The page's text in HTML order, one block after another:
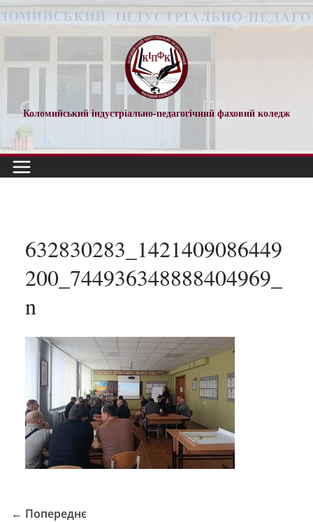
Перейти
до
Коломийський індустріально-педагогічний фаховий коледж
632830283_1421409086449
200_744936348888404969_
n
← Попереднє